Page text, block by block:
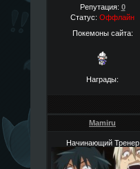
Репутация: 0
Статус: Оффлайн
Покемоны сайта:
Награды:
Mamiru
Начинающий Тренер